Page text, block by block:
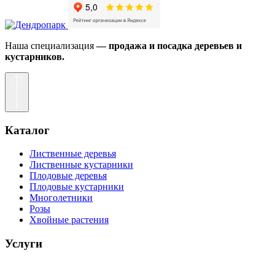
Наша специализация— продажа и посадка деревьев и
кустарников.
Каталог
Лиственные деревья
Лиственные кустарники
Плодовые деревья
Плодовые кустарники
Многолетники
Розы
Хвойные растения
Услуги